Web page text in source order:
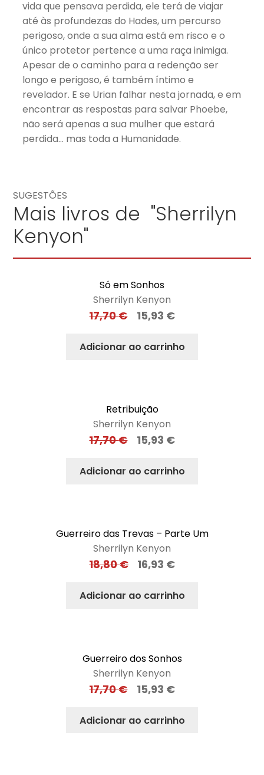
vida que pensava perdida, ele terá de viajar
até às profundezas do Hades, um percurso
perigoso, onde a sua alma está em risco e o
único protetor pertence a uma raça inimiga.
Apesar de o caminho para a redenção ser
longo e perigoso, é também íntimo e
revelador. E se Urian falhar nesta jornada, e em
encontrar as respostas para salvar Phoebe,
não será apenas a sua mulher que estará
perdida… mas toda a Humanidade.
SUGESTÕES
Mais livros de "Sherrilyn
Kenyon"
Só em Sonhos
Sherrilyn Kenyon
17,70€ 15,93 €
Adicionar ao carrinho
Retribuição
Sherrilyn Kenyon
17,70€ 15,93 €
Adicionar ao carrinho
Guerreiro das Trevas – Parte Um
Sherrilyn Kenyon
18,80€ 16,93 €
Adicionar ao carrinho
Guerreiro dos Sonhos
Sherrilyn Kenyon
17,70€ 15,93 €
Adicionar ao carrinho